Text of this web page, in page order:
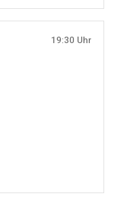
19:30 Uhr